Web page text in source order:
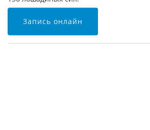
Запись онлайн